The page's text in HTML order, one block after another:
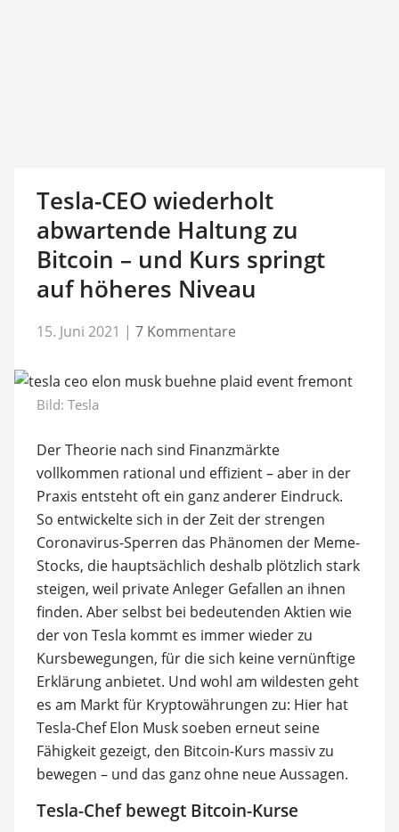
Tesla-CEO wiederholt
abwartende Haltung zu
Bitcoin – und Kurs springt
auf höheres Niveau
15. Juni 2021 | 7 Kommentare
Bild: Tesla
Der Theorie nach sind Finanzmärkte
vollkommen rational und effizient – aber in der
Praxis entsteht oft ein ganz anderer Eindruck.
So entwickelte sich in der Zeit der strengen
Coronavirus-Sperren das Phänomen der Meme-
Stocks, die hauptsächlich deshalb plötzlich stark
steigen, weil private Anleger Gefallen an ihnen
finden. Aber selbst bei bedeutenden Aktien wie
der von Tesla kommt es immer wieder zu
Kursbewegungen, für die sich keine vernünftige
Erklärung anbietet. Und wohl am wildesten geht
es am Markt für Kryptowährungen zu: Hier hat
Tesla-Chef Elon Musk soeben erneut seine
Fähigkeit gezeigt, den Bitcoin-Kurs massiv zu
bewegen – und das ganz ohne neue Aussagen.
Tesla-Chef bewegt Bitcoin-Kurse